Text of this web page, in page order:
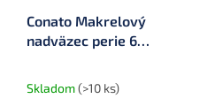
Conato Makrelový
nadväzec perie 6
Skladom(>10 ks)